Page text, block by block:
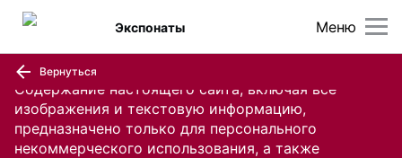
Содержание настоящего сайта, включая все
изображения и текстовую информацию,
предназначено только для персонального
некоммерческого использования, а также
Меню
Экспонаты
Вернуться